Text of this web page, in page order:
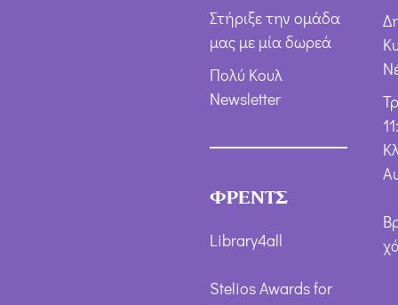
Στήριξε την ομάδα
μας με μία δωρεά
Πολύ Κουλ
Newsletter
ΦΡΕΝΤΣ
Library4all
Stelios Awards for